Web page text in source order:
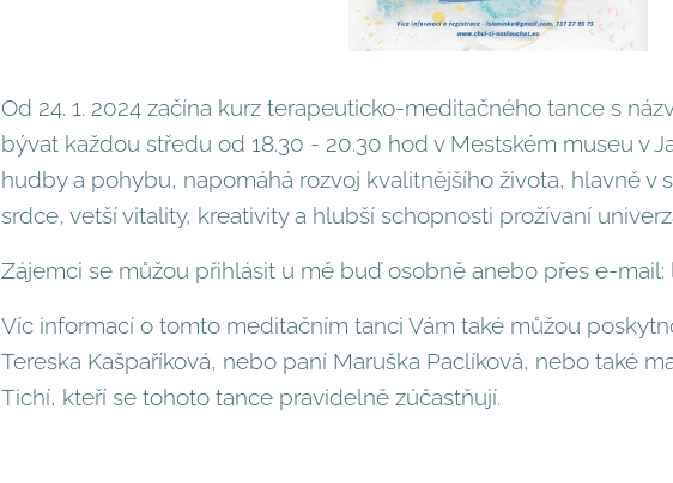
Od 24. 1. 2024 začína kurz terapeuticko-meditačného tance s
bývat každou středu od 18.30 - 20.30 hod v Mestském museu v
hudby a pohybu, napomáhá rozvoj kvalitnějšího života, hlavně v
srdce, vetší vitality, kreativity a hlubší schopnosti prožívaní
Zájemci se můžou přihlásit u mě buď osobně anebo přes e-mail:
Víc informací o tomto meditačním tanci Vám také můžou
Tereska Kašpaříková, nebo paní Maruška Paclíková, nebo také
Tichí, kteří se tohoto tance pravidelně zúčastňují.